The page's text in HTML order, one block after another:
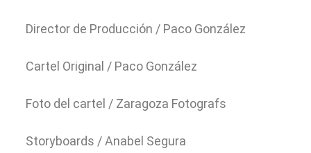
Director de Producción / Paco González
Cartel Original / Paco González
Foto del cartel / Zaragoza Fotografs
Storyboards / Anabel Segura